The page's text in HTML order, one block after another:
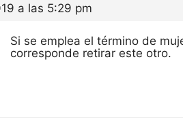
a las 5:29 pm
Si se emplea el término de
corresponde retirar este otro.